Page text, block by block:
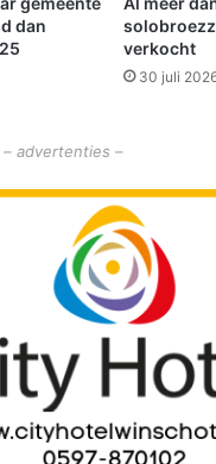
dan
verkocht
30 juli
–